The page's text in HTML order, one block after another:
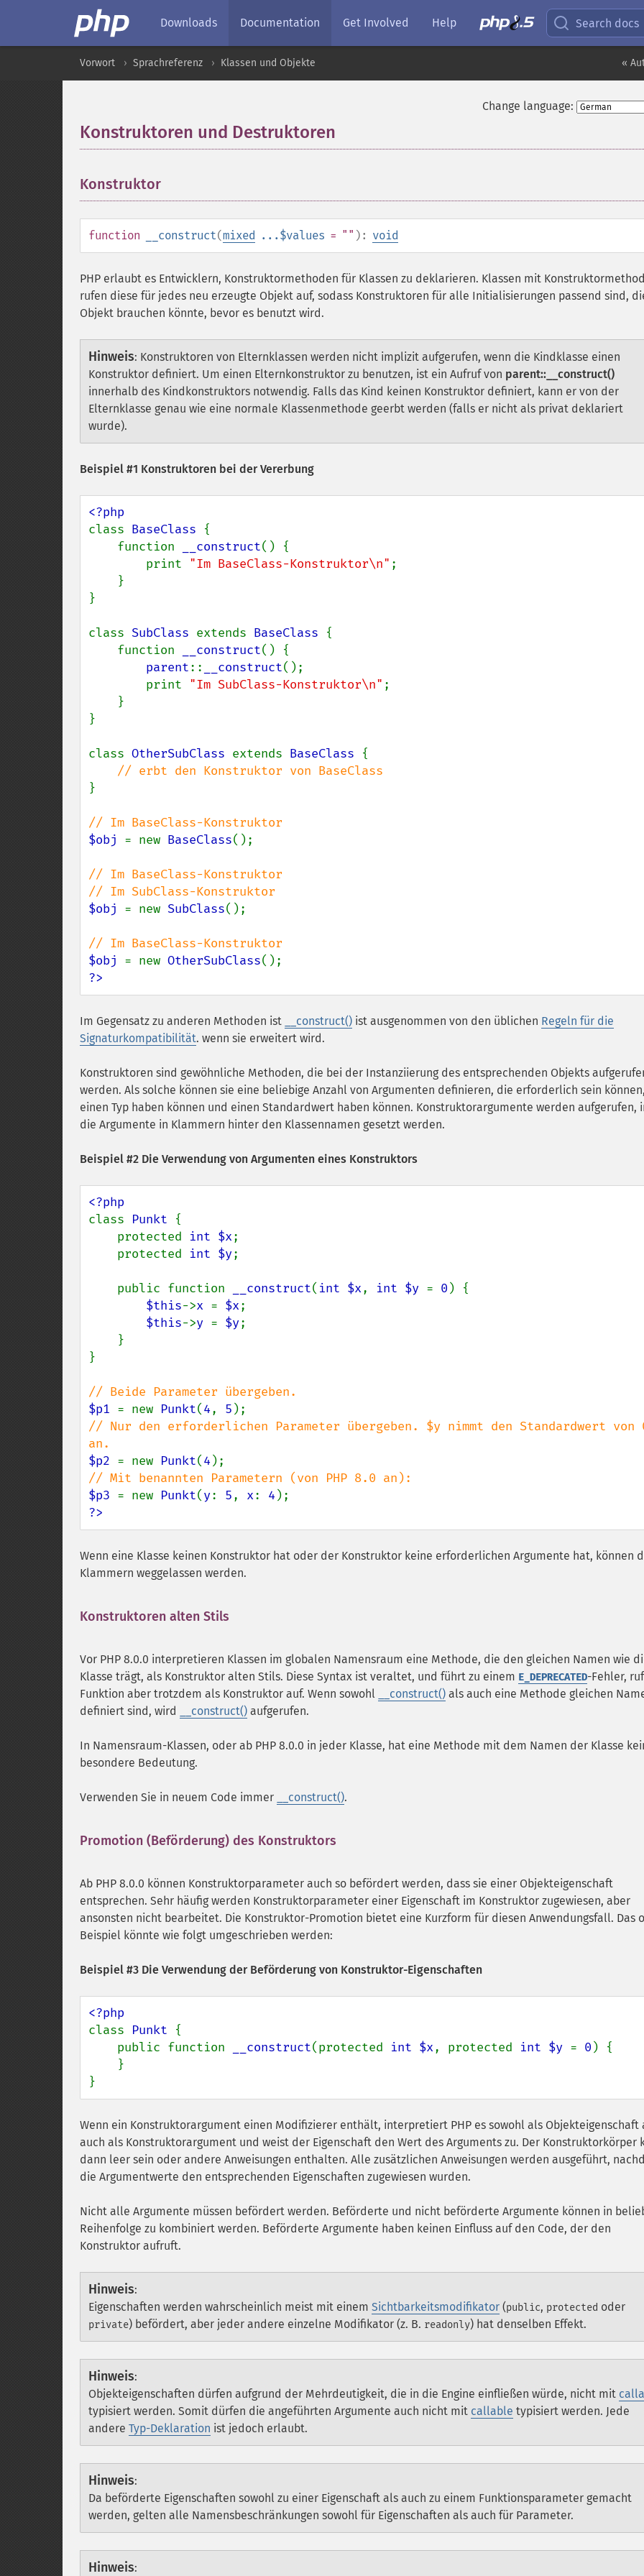
Downloads Documentation Get Involved Help Search docs
«
Vorwort Sprachreferenz Klassen und Objekte
Change language:
Konstruktoren und Destruktoren
Konstruktor
function __construct(mixed ...$values = "" ): void
PHP erlaubt es Entwicklern, Konstruktormethoden für Klassen zu deklarieren. Klassen mit
rufen diese für jedes neu erzeugte Objekt auf, sodass Konstruktoren für alle Initialisierungen passend sind,
Objekt brauchen könnte, bevor es benutzt wird.
Hinweis: Konstruktoren von Elternklassen werden nicht implizit aufgerufen, wenn die Kindklasse einen
Konstruktor definiert. Um einen Elternkonstruktor zu benutzen, ist ein Aufruf von parent::__construct()
innerhalb des Kindkonstruktors notwendig. Falls das Kind keinen Konstruktor definiert, kann er von der
Elternklasse genau wie eine normale Klassenmethode geerbt werden (falls er nicht als privat deklariert
wurde).
Beispiel #1 Konstruktoren bei der Vererbung
class BaseClass {
    function
__construct() {
        print
"Im BaseClass-Konstruktor\n" ;
}
class SubClass extends BaseClass {
    function
__construct() {
parent:: __construct();
        print
"Im SubClass-Konstruktor\n" ;
}
class OtherSubClass extends BaseClass {
}
$obj = new BaseClass();
// Im BaseClass-Konstruktor
$obj = new SubClass();
$obj = new OtherSubClass
?>
Im Gegensatz zu anderen Methoden ist __construct() ist ausgenommen von den üblichen Regeln für die
Signaturkompatibilität. wenn sie erweitert wird.
Konstruktoren sind gewöhnliche Methoden, die bei der Instanziierung des entsprechenden Objekts
werden. Als solche können sie eine beliebige Anzahl von Argumenten definieren, die erforderlich sein
einen Typ haben können und einen Standardwert haben können. Konstruktorargumente werden aufgerufen,
die Argumente in Klammern hinter den Klassennamen gesetzt werden.
Beispiel #2 Die Verwendung von Argumenten eines Konstruktors
class Punkt {
    protected
int $x;
    protected
int $y;
    public function
__construct( int $x, int $y = 0 ) {
$this->x = $x;
$this->y = $y;
}
$p1 = new Punkt(4, 5
// Nur den erforderlichen Parameter übergeben. $y nimmt den Standardwert von
$p2 = new Punkt(4
$p3 = new Punkt(y: 5, x: 4
?>
Wenn eine Klasse keinen Konstruktor hat oder der Konstruktor keine erforderlichen Argumente hat, können
Klammern weggelassen werden.
Konstruktoren alten Stils
Vor PHP 8.0.0 interpretieren Klassen im globalen Namensraum eine Methode, die den gleichen Namen wie
Klasse trägt, als Konstruktor alten Stils. Diese Syntax ist veraltet, und führt zu einem E_DEPRECATED-Fehler,
Funktion aber trotzdem als Konstruktor auf. Wenn sowohl
__construct() als auch eine Methode gleichen
definiert sind, wird
__construct() aufgerufen.
In Namensraum-Klassen, oder ab PHP 8.0.0 in jeder Klasse, hat eine Methode mit dem Namen der Klasse
besondere Bedeutung.
Verwenden Sie in neuem Code immer __construct().
Promotion (Beförderung) des Konstruktors
Ab PHP 8.0.0 können Konstruktorparameter auch so befördert werden, dass sie einer Objekteigenschaft
entsprechen. Sehr häufig werden Konstruktorparameter einer Eigenschaft im Konstruktor zugewiesen, aber
ansonsten nicht bearbeitet. Die Konstruktor-Promotion bietet eine Kurzform für diesen Anwendungsfall. Das
Beispiel könnte wie folgt umgeschrieben werden:
Beispiel #3 Die Verwendung der Beförderung von Konstruktor-Eigenschaften
class Punkt {
    public function
__construct(protected int $x, protected int $y = 0 ) {
}
Wenn ein Konstruktorargument einen Modifizierer enthält, interpretiert PHP es sowohl als Objekteigenschaft
auch als Konstruktorargument und weist der Eigenschaft den Wert des Arguments zu. Der Konstruktorkörper
dann leer sein oder andere Anweisungen enthalten. Alle zusätzlichen Anweisungen werden ausgeführt,
die Argumentwerte den entsprechenden Eigenschaften zugewiesen wurden.
Nicht alle Argumente müssen befördert werden. Beförderte und nicht beförderte Argumente können in
Reihenfolge zu kombiniert werden. Beförderte Argumente haben keinen Einfluss auf den Code, der den
Konstruktor aufruft.
Hinweis:
Eigenschaften werden wahrscheinlich meist mit einem Sichtbarkeitsmodifikator (public, protected oder
private) befördert, aber jeder andere einzelne Modifikator (z. B. readonly) hat denselben Effekt.
Hinweis:
Objekteigenschaften dürfen aufgrund der Mehrdeutigkeit, die in die Engine einfließen würde, nicht mit
typisiert werden. Somit dürfen die angeführten Argumente auch nicht mit callable typisiert werden. Jede
andere Typ-Deklaration ist jedoch erlaubt.
Hinweis:
Da beförderte Eigenschaften sowohl zu einer Eigenschaft als auch zu einem Funktionsparameter gemacht
werden, gelten alle Namensbeschränkungen sowohl für Eigenschaften als auch für Parameter.
Hinweis: